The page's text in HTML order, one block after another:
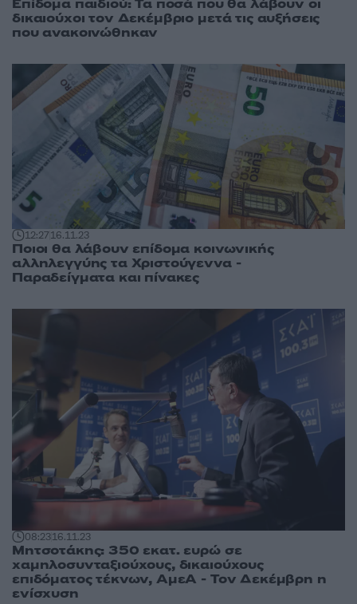
Επίδομα παιδιού: Τα ποσά που θα λάβουν οι
δικαιούχοι τον Δεκέμβριο μετά τις αυξήσεις
που ανακοινώθηκαν
12:2716.11.23
Ποιοι θα λάβουν επίδομα κοινωνικής
αλληλεγγύης τα Χριστούγεννα -
Παραδείγματα και πίνακες
08:2316.11.23
Μητσοτάκης: 350 εκατ. ευρώ σε
χαμηλοσυνταξιούχους, δικαιούχους
επιδόματος τέκνων, ΑμεΑ - Τον Δεκέμβρη η
ενίσχυση